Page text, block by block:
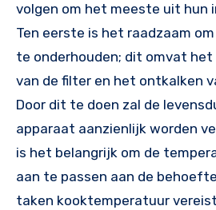
volgen om het meeste uit hun
Ten eerste is het raadzaam
te onderhouden; dit omvat
van de filter en het ontkalken
Door dit te doen zal de
apparaat aanzienlijk worden
is het belangrijk om de
aan te passen aan de
taken kooktemperatuur